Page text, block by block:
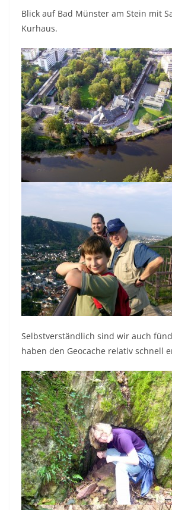
Blick auf Bad Münster am Stein mit
Kurhaus.
Selbstverständlich sind wir auch
haben den Geocache relativ schnell